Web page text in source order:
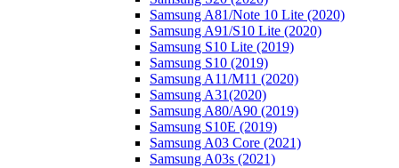
Samsung A81/Note 10 Lite (2020)
Samsung A91/S10 Lite (2020)
Samsung S10 Lite (2019)
Samsung S10 (2019)
Samsung A11/M11 (2020)
Samsung A31(2020)
Samsung A80/A90 (2019)
Samsung S10E (2019)
Samsung A03 Core (2021)
Samsung A03s (2021)